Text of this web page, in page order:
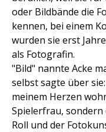
oder Bildbände die
kennen, bei einem
wurden sie erst
als Fotografin.
"Bild" nannte Acke
selbst sagte über
meinem Herzen
Spielerfrau, sondern
Roll und der